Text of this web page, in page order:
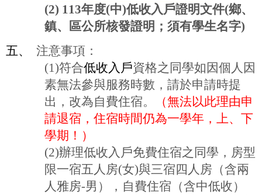
(2) 113年度(中)低收入戶證明文件(鄉、
鎮、區公所核發證明；須有學生名字)
五、
注意事項：
(1)符合低收入戶資格之同學如因個人因
素無法參與服務時數，請於申請時提
出，改為自費住宿。
（無法以此理由申
請退宿，住宿時間仍為一學年，上、下
學期！）
(2)辦理低收入戶免費住宿之同學，房型
限一宿五人房(女)與三宿四人房（含兩
人雅房-男），自費住宿（含中低收）